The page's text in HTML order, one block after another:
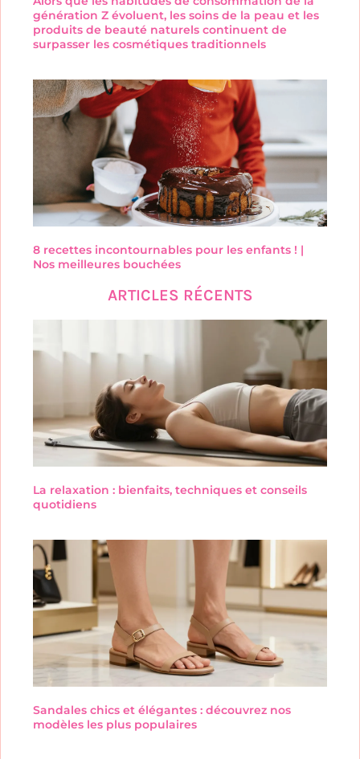
génération Z évoluent, les soins de la peau et les
produits de beauté naturels continuent de
surpasser les cosmétiques traditionnels
8 recettes incontournables pour les enfants ! |
Nos meilleures bouchées
ARTICLES RÉCENTS
La relaxation : bienfaits, techniques et conseils
quotidiens
Sandales chics et élégantes : découvrez nos
modèles les plus populaires